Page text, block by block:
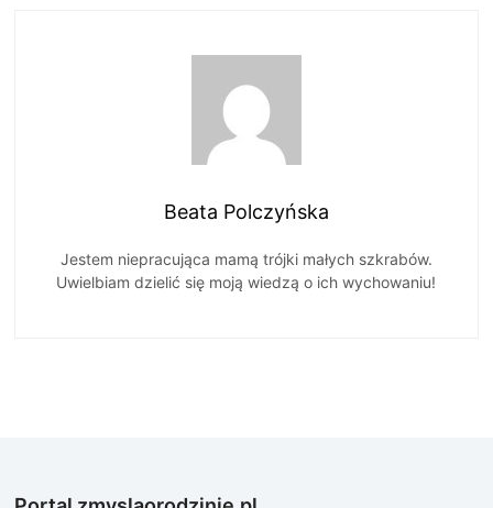
Beata Polczyńska
Jestem niepracująca mamą trójki małych szkrabów.
Uwielbiam dzielić się moją wiedzą o ich wychowaniu!